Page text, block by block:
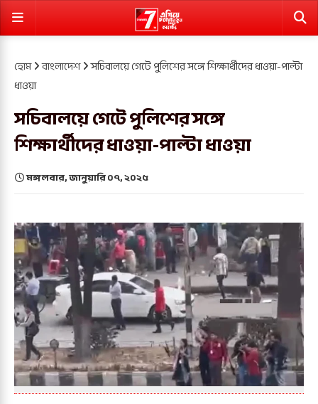
হোম বাংলাদেশ সচিবালয়ে গেটে পুলিশের সঙ্গে শিক্ষার্থীদের ধাওয়া-পাল্টা
ধাওয়া
সচিবালয়ে গেটে পুলিশের সঙ্গে
শিক্ষার্থীদের ধাওয়া-পাল্টা ধাওয়া
মঙ্গলবার, জানুয়ারি ০৭, ২০২৫